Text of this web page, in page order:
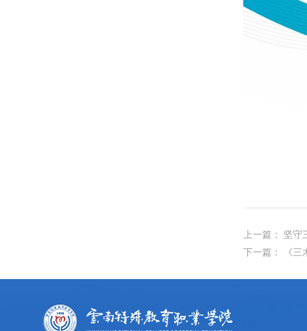
上一篇： 坚
下一篇： 《三